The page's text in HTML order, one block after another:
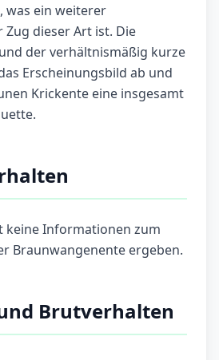
was ein weiterer
dieser Art ist. Die
der verhältnismäßig kurze
Erscheinungsbild ab und
Krickente eine insgesamt
keine Informationen zum
Braunwangenente ergeben.
Brutverhalten